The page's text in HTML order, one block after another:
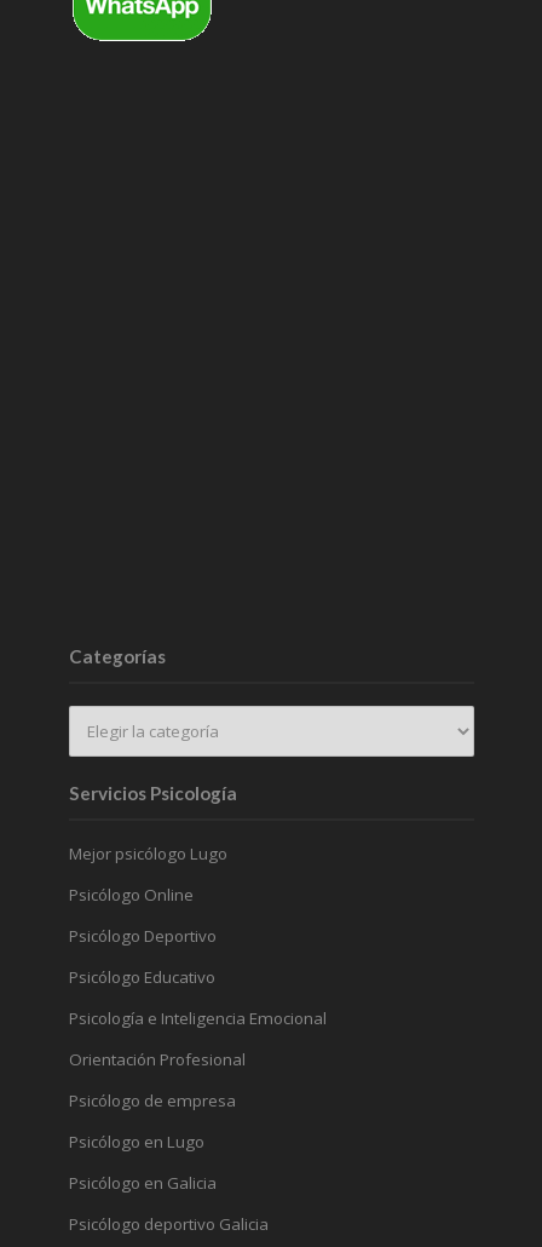
Categorías
Servicios Psicología
Mejor psicólogo Lugo
Psicólogo Online
Psicólogo Deportivo
Psicólogo Educativo
Psicología e Inteligencia Emocional
Orientación Profesional
Psicólogo de empresa
Psicólogo en Lugo
Psicólogo en Galicia
Psicólogo deportivo Galicia